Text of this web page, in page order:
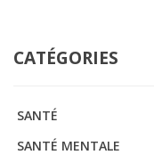
CATÉGORIES
SANTÉ
SANTÉ MENTALE